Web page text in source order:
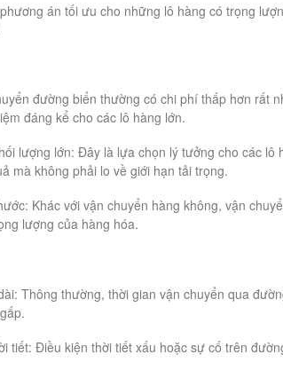
án tối ưu cho những lô hàng có trọng
đường biển thường có chi phí thấp hơn rất
đáng kể cho các lô hàng lớn.
lượng lớn: Đây là lựa chọn lý tưởng cho các
mà không phải lo về giới hạn tải trọng.
Khác với vận chuyển hàng không, vận
lượng của hàng hóa.
Thông thường, thời gian vận chuyển qua
tiết: Điều kiện thời tiết xấu hoặc sự cố trên